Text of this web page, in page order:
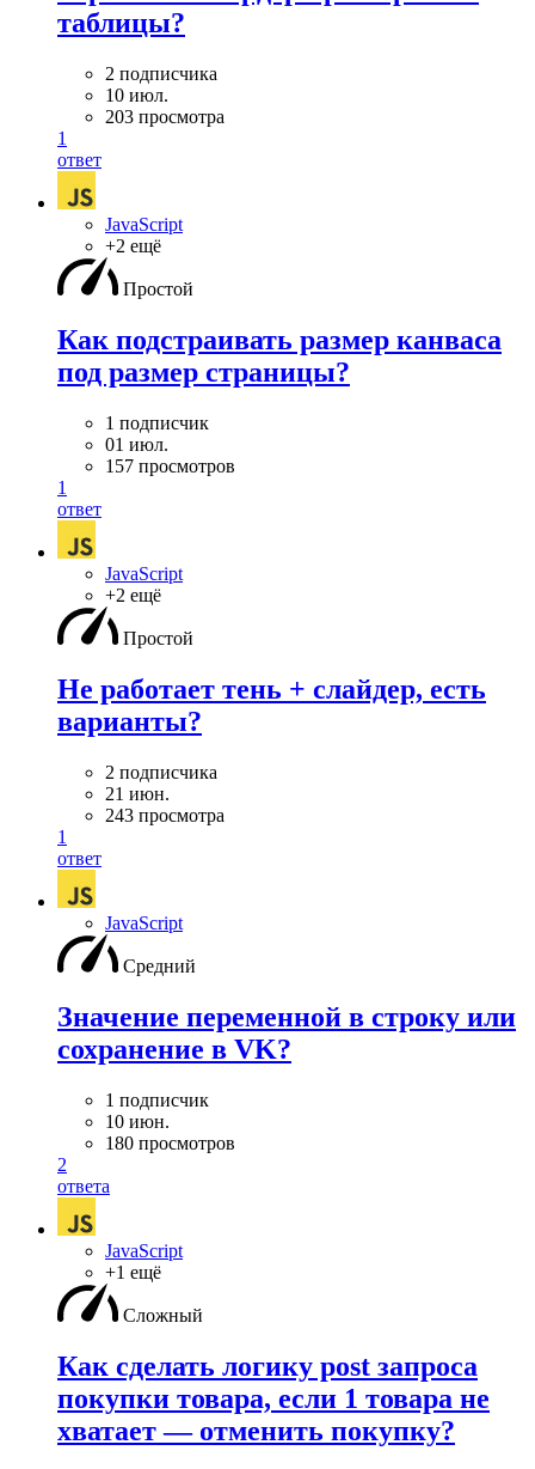
таблицы?
2 подписчика
10 июл.
203 просмотра
1
ответ
JavaScript
+2 ещё
Простой
Как подстраивать размер канваса
под размер страницы?
1 подписчик
01 июл.
157 просмотров
1
ответ
JavaScript
+2 ещё
Простой
Не работает тень + слайдер, есть
варианты?
2 подписчика
21 июн.
243 просмотра
1
ответ
JavaScript
Средний
Значение переменной в строку или
сохранение в VK?
1 подписчик
10 июн.
180 просмотров
2
ответа
JavaScript
+1 ещё
Сложный
Как сделать логику post запроса
покупки товара, если 1 товара не
хватает — отменить покупку?